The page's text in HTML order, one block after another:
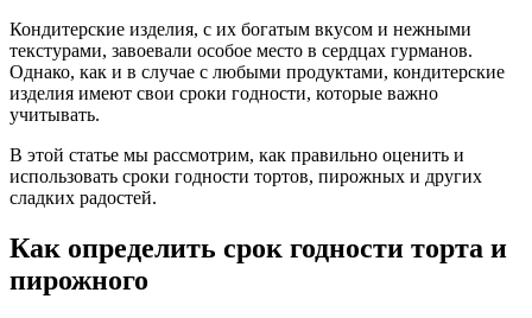
Кондитерские изделия, с их богатым вкусом и нежными
текстурами, завоевали особое место в сердцах гурманов.
Однако, как и в случае с любыми продуктами, кондитерские
изделия имеют свои сроки годности, которые важно
учитывать.
В этой статье мы рассмотрим, как правильно оценить и
использовать сроки годности тортов, пирожных и других
сладких радостей.
Как определить срок годности торта и
пирожного